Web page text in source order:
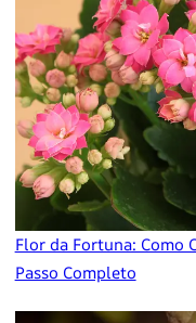
Flor da Fortuna: Como
Passo Completo